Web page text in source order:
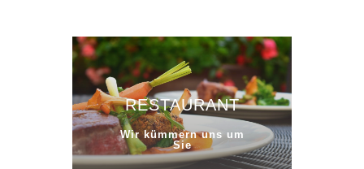
RESTAURANT
Wir kümmern uns um
Sie